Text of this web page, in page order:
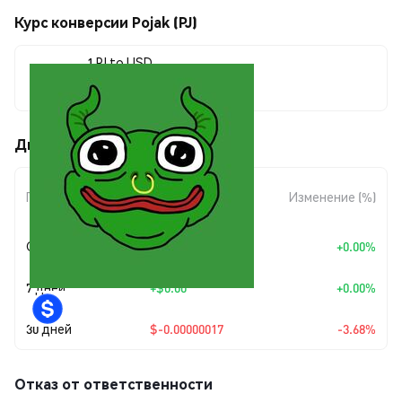
Курс конверсии Pojak (PJ)
1 PJ to USD
$0.00000443
Движения цены Pojak (PJ)
Период
Изменение
суммы
Изменение (%)
Сегодня +$0.00 +0.00%
7 дней +$0.00 +0.00%
30 дней $-0.00000017 -3.68%
Отказ от ответственности